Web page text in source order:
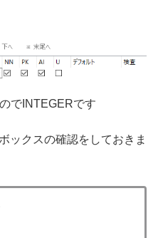
でINTEGERです
ックスの確認をしておきま